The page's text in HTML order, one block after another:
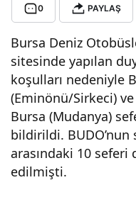
0 PAYLAŞ
Bursa Deniz
sitesinde yapılan
koşulları nedeniyle
(Eminönü/Sirkeci)
Bursa (Mudanya)
bildirildi. BUDO’nun
arasındaki 10 seferi
edilmişti.
iz
Oto
büsl
erini
n
dön